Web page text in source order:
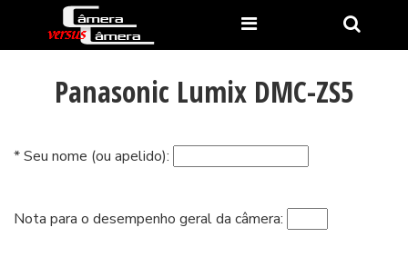
Panasonic Lumix DMC-ZS5
* Seu nome (ou apelido):
Nota para o desempenho geral da câmera: